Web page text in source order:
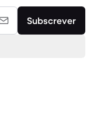
Subscrever